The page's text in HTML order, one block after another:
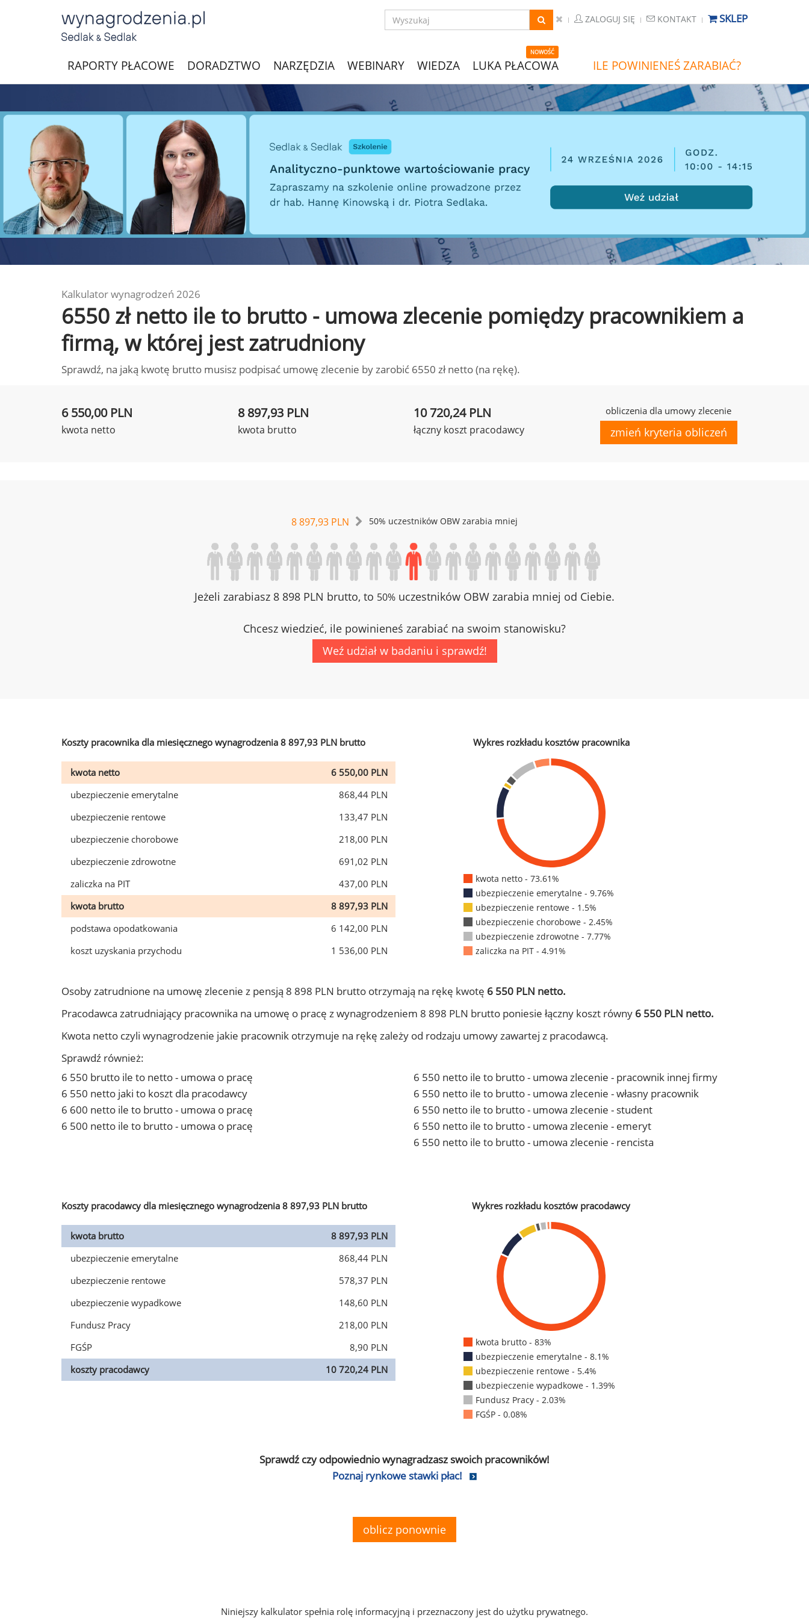
ZALOGUJ SIĘ KONTAKT SKLEP
RAPORTY PŁACOWE DORADZTWO NARZĘDZIA WEBINARY WIEDZA
NOWOŚĆ
LUKA PŁACOWA ILE POWINIENEŚ ZARABIAĆ?
Kalkulator wynagrodzeń 2026
6550 zł netto ile to brutto - umowa zlecenie pomiędzy pracownikiem a
firmą, w której jest zatrudniony
Sprawdź, na jaką kwotę brutto musisz podpisać umowę zlecenie by zarobić 6550 zł netto (na rękę).
6 550,00 PLN
kwota netto
8 897,93 PLN
kwota brutto
10 720,24 PLN
łączny koszt pracodawcy
obliczenia dla umowy zlecenie
zmień kryteria obliczeń
8 897,93 PLN 50% uczestników OBW zarabia mniej
Jeżeli zarabiasz 8 898 PLN brutto, to 50% uczestników OBW zarabia mniej od Ciebie.
Chcesz wiedzieć, ile powinieneś zarabiać na swoim stanowisku?
Weź udział w badaniu i sprawdź!
Koszty pracownika dla miesięcznego wynagrodzenia 8 897,93 PLN brutto
kwota netto
6 550,00 PLN
ubezpieczenie emerytalne
868,44 PLN
ubezpieczenie rentowe
133,47 PLN
ubezpieczenie chorobowe
218,00 PLN
ubezpieczenie zdrowotne
691,02 PLN
zaliczka na PIT
437,00 PLN
kwota brutto
8 897,93 PLN
podstawa opodatkowania
6 142,00 PLN
koszt uzyskania przychodu
1 536,00 PLN
Wykres rozkładu kosztów pracownika
kwota netto - 73.61%
ubezpieczenie emerytalne - 9.76%
ubezpieczenie rentowe - 1.5%
ubezpieczenie chorobowe - 2.45%
ubezpieczenie zdrowotne - 7.77%
zaliczka na PIT - 4.91%
Osoby zatrudnione na umowę zlecenie z pensją 8 898 PLN brutto otrzymają na rękę kwotę 6 550 PLN netto.
Pracodawca zatrudniający pracownika na umowę o pracę z wynagrodzeniem 8 898 PLN brutto poniesie łączny koszt równy 6 550 PLN netto.
Kwota netto czyli wynagrodzenie jakie pracownik otrzymuje na rękę zależy od rodzaju umowy zawartej z pracodawcą.
Sprawdź również:
6 550 brutto ile to netto - umowa o pracę
6 550 netto jaki to koszt dla pracodawcy
6 600 netto ile to brutto - umowa o pracę
6 500 netto ile to brutto - umowa o pracę
6 550 netto ile to brutto - umowa zlecenie - pracownik innej firmy
6 550 netto ile to brutto - umowa zlecenie - własny pracownik
6 550 netto ile to brutto - umowa zlecenie - student
6 550 netto ile to brutto - umowa zlecenie - emeryt
6 550 netto ile to brutto - umowa zlecenie - rencista
Koszty pracodawcy dla miesięcznego wynagrodzenia 8 897,93 PLN brutto
kwota brutto
8 897,93 PLN
ubezpieczenie emerytalne
868,44 PLN
ubezpieczenie rentowe
578,37 PLN
ubezpieczenie wypadkowe
148,60 PLN
Fundusz Pracy
218,00 PLN
FGŚP
8,90 PLN
koszty pracodawcy
10 720,24 PLN
Wykres rozkładu kosztów pracodawcy
kwota brutto - 83%
ubezpieczenie emerytalne - 8.1%
ubezpieczenie rentowe - 5.4%
ubezpieczenie wypadkowe - 1.39%
Fundusz Pracy - 2.03%
FGŚP - 0.08%
Sprawdź czy odpowiednio wynagradzasz swoich pracowników!
Poznaj rynkowe stawki płac!
oblicz ponownie
Niniejszy kalkulator spełnia rolę informacyjną i przeznaczony jest do użytku prywatnego.